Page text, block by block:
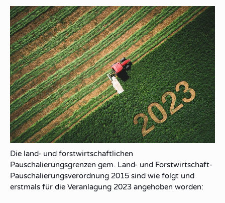
Die land- und forstwirtschaftlichen
Pauschalierungsgrenzen gem. Land- und Forstwirtschaft-
Pauschalierungsverordnung 2015 sind wie folgt und
erstmals für die Veranlagung 2023 angehoben worden: